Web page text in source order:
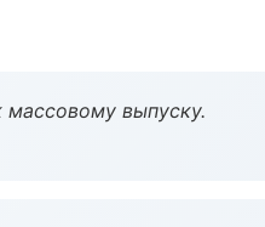
выпуску.